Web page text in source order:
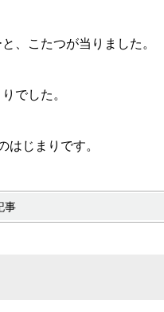
、こたつが当りました。
でした。
じまりです。
事